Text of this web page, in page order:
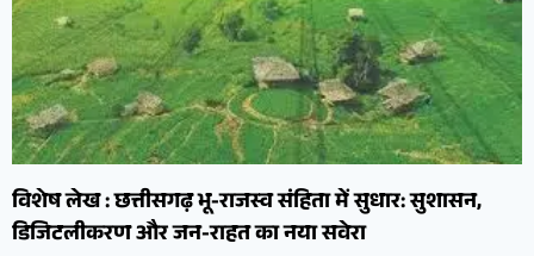
विशेष लेख : छत्तीसगढ़ भू-राजस्व संहिता में सुधार: सुशासन,
डिजिटलीकरण और जन-राहत का नया सवेरा